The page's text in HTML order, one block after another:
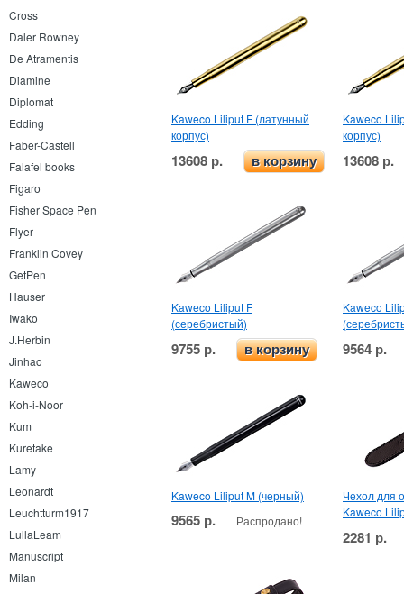
Cross
Daler Rowney
De Atramentis
Diamine
Diplomat
Edding
Faber-Castell
Falafel books
Figaro
Fisher Space Pen
Flyer
Franklin Covey
GetPen
Hauser
Iwako
J.Herbin
Jinhao
Kaweco
Koh-i-Noor
Kum
Kuretake
Lamy
Leonardt
Leuchtturm1917
LullaLeam
Manuscript
Milan
Kaweco Liliput F (латунный
корпус)
13608 р. в корзину
Kaweco
корпус)
13608 р.
Kaweco Liliput F
(серебристый)
9755 р. в корзину
Kaweco
9564 р.
Kaweco Liliput M (черный)
9565 р. Распродано!
Чехол для
Kaweco
2281 р.